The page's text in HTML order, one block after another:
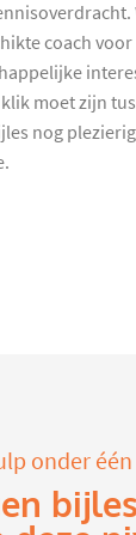
coach
moet zijn
nog
onder